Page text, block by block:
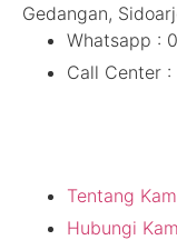
Gedangan,
Whatsapp :
Call Center
Tentang
Hubungi